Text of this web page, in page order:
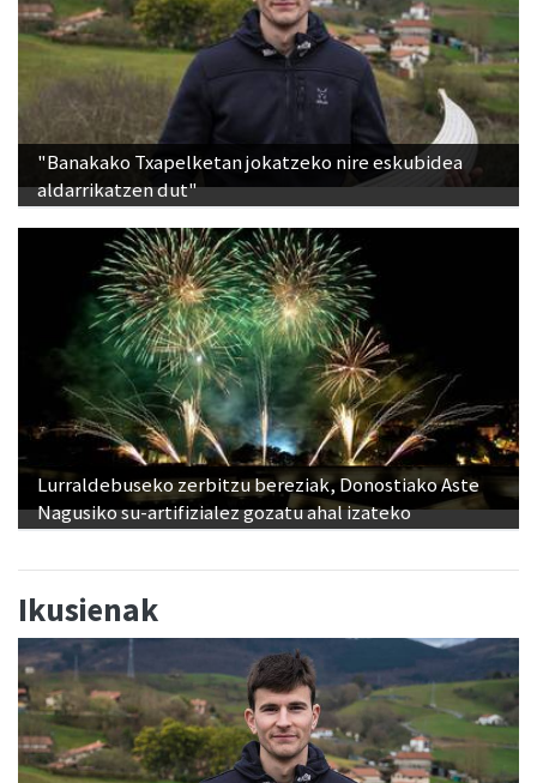
"Banakako Txapelketan jokatzeko nire eskubidea
aldarrikatzen dut"
Lurraldebuseko zerbitzu bereziak, Donostiako Aste
Nagusiko su-artifizialez gozatu ahal izateko
Ikusienak